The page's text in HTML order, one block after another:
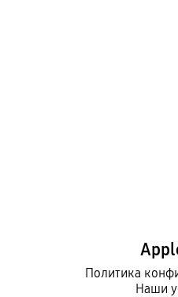
Политика
Наши